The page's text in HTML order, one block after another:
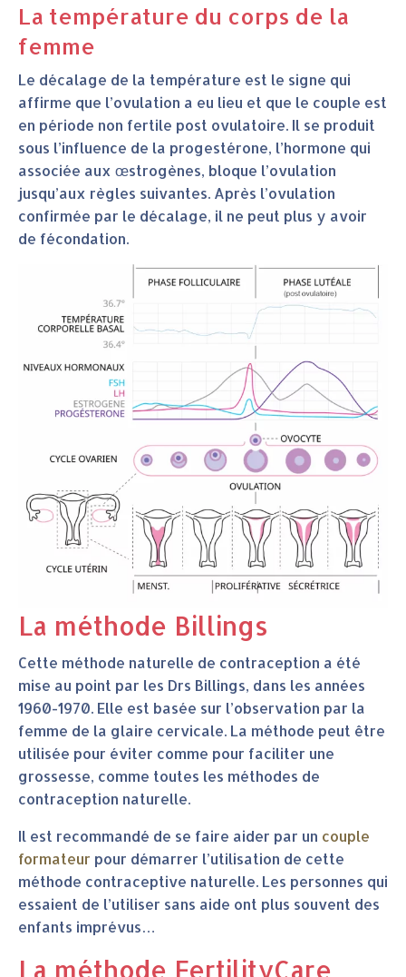
La température du corps de la
femme
Le décalage de la température est le signe qui
affirme que l’ovulation a eu lieu et que le couple est
en période non fertile post ovulatoire. Il se produit
sous l’influence de la progestérone, l’hormone qui
associée aux œstrogènes, bloque l’ovulation
jusqu’aux règles suivantes. Après l’ovulation
confirmée par le décalage, il ne peut plus y avoir
de fécondation.
La méthode Billings
Cette méthode naturelle de contraception a été
mise au point par les Drs Billings, dans les années
1960-1970. Elle est basée sur l’observation par la
femme de la glaire cervicale. La méthode peut être
utilisée pour éviter comme pour faciliter une
grossesse, comme toutes les méthodes de
contraception naturelle.
Il est recommandé de se faire aider par un couple
formateur pour démarrer l’utilisation de cette
méthode contraceptive naturelle. Les personnes qui
essaient de l’utiliser sans aide ont plus souvent des
enfants imprévus…
La méthode FertilityCare